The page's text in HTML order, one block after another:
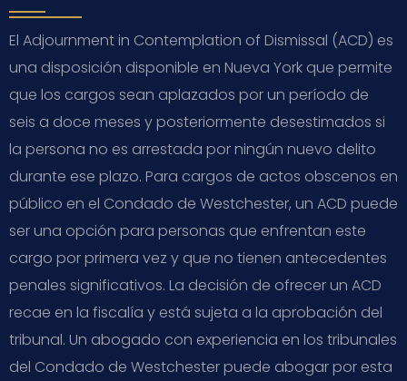
El Adjournment in Contemplation of Dismissal (ACD) es
una disposición disponible en Nueva York que permite
que los cargos sean aplazados por un período de
seis a doce meses y posteriormente desestimados si
la persona no es arrestada por ningún nuevo delito
durante ese plazo. Para cargos de actos obscenos en
público en el Condado de Westchester, un ACD puede
ser una opción para personas que enfrentan este
cargo por primera vez y que no tienen antecedentes
penales significativos. La decisión de ofrecer un ACD
recae en la fiscalía y está sujeta a la aprobación del
tribunal. Un abogado con experiencia en los tribunales
del Condado de Westchester puede abogar por esta